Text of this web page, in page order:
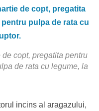
copt, pregatita pentru
de rata cu legume, la
incins al aragazului,